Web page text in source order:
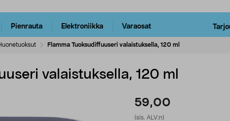
Pienrauta Elektroniikka Varaosat
Flamma Tuoksudiffuuseri valaistuksella, 120 ml
valaistuksella, 120 ml
59,00
(sis. ALV:n)